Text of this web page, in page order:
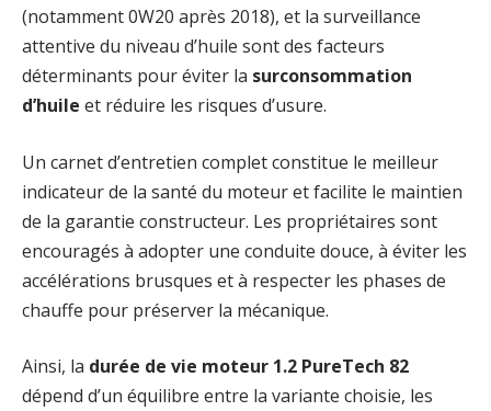
(notamment 0W20 après 2018), et la surveillance
attentive du niveau d’huile sont des facteurs
déterminants pour éviter la surconsommation
d’huile et réduire les risques d’usure.
Un carnet d’entretien complet constitue le meilleur
indicateur de la santé du moteur et facilite le maintien
de la garantie constructeur. Les propriétaires sont
encouragés à adopter une conduite douce, à éviter les
accélérations brusques et à respecter les phases de
chauffe pour préserver la mécanique.
Ainsi, la durée de vie moteur 1.2 PureTech 82
dépend d’un équilibre entre la variante choisie, les